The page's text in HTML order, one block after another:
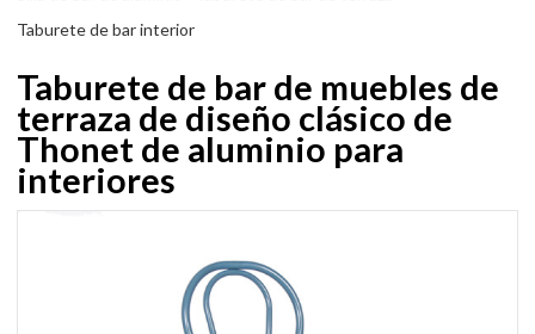
Taburete de bar interior
Taburete de bar de muebles de
terraza de diseño clásico de
Thonet de aluminio para
interiores